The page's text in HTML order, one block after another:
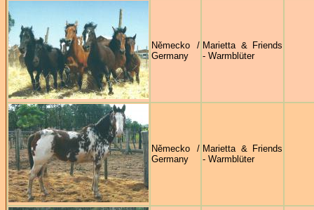
Německo /
Germany
Marietta & Friends
- Warmblüter
Německo /
Germany
Marietta & Friends
- Warmblüter